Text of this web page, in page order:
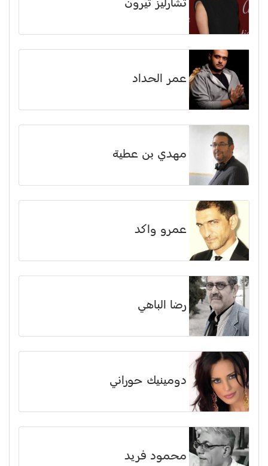
تشارليز ثيرون
عمر الحداد
مهدي بن عطية
عمرو واكد
رضا الباهي
دومينيك حوراني
محمود فريد